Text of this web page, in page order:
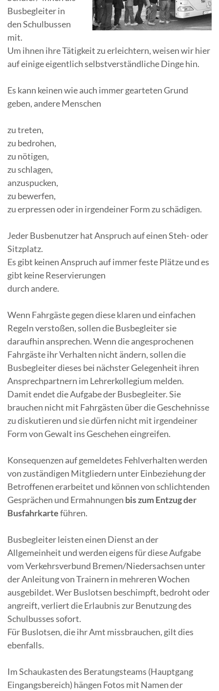
Busbegleiter in
den Schulbussen
mit.
Um ihnen ihre Tätigkeit zu erleichtern, weisen wir hier
auf einige eigentlich selbstverständliche Dinge hin.
Es kann keinen wie auch immer gearteten Grund
geben, andere Menschen
zu treten,
zu bedrohen,
zu nötigen,
zu schlagen,
anzuspucken,
zu bewerfen,
zu erpressen oder in irgendeiner Form zu schädigen.
Jeder Busbenutzer hat Anspruch auf einen Steh- oder
Sitzplatz.
Es gibt keinen Anspruch auf immer feste Plätze und es
gibt keine Reservierungen
durch andere.
Wenn Fahrgäste gegen diese klaren und einfachen
Regeln verstoßen, sollen die Busbegleiter sie
daraufhin ansprechen. Wenn die angesprochenen
Fahrgäste ihr Verhalten nicht ändern, sollen die
Busbegleiter dieses bei nächster Gelegenheit ihren
Ansprechpartnern im Lehrerkollegium melden.
Damit endet die Aufgabe der Busbegleiter. Sie
brauchen nicht mit Fahrgästen über die Geschehnisse
zu diskutieren und sie dürfen nicht mit irgendeiner
Form von Gewalt ins Geschehen eingreifen.
Konsequenzen auf gemeldetes Fehlverhalten werden
von zuständigen Mitgliedern unter Einbeziehung der
Betroffenen erarbeitet und können von schlichtenden
Gesprächen und Ermahnungen bis zum Entzug der
Busfahrkarteführen.
Busbegleiter leisten einen Dienst an der
Allgemeinheit und werden eigens für diese Aufgabe
vom Verkehrsverbund Bremen/Niedersachsen unter
der Anleitung von Trainern in mehreren Wochen
ausgebildet. Wer Buslotsen beschimpft, bedroht oder
angreift, verliert die Erlaubnis zur Benutzung des
Schulbusses sofort.
Für Buslotsen, die ihr Amt missbrauchen, gilt dies
ebenfalls.
Im Schaukasten des Beratungsteams (Hauptgang
Eingangsbereich) hängen Fotos mit Namen der